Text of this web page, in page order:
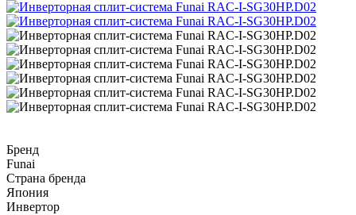
Бренд
Funai
Страна бренда
Япония
Инвертор